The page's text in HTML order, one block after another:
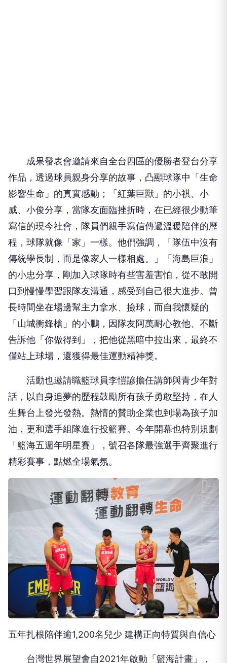
影響生命」的真實感動；「紅葉巨獸」的小祺、小
威、小俊分享，當隊友面臨挫折時，在已經很少動筆
寫信的現今社會，隊員們親手寫信傳遞溫暖陪伴的歷
程，球隊就像「家」一樣。他們強調，「隊伍中沒有
傳統學長制，而是像家人一樣相處。」「海島巨浪」
的小忠分享，剛加入球隊時有些害羞害怕，從不敢開
口到慢慢學習跟隊友溝通，感受到自己很大進步。曾
長時間坐在場邊幫主力拿水、撿球，而自我懷疑的
「山城衝鋒槍」的小鵬，因隊友阿萬耐心教他、不斷
告訴他「你做得到」，把他從黑暗中拉出來，最終不
僅站上球場，還獲得最佳運動精神獎。
活動也邀請職籃球員李愷諺擔任講師與青少年對
話，以自身追夢的歷程鼓勵所有孩子勇敢堅持，在人
生舞台上發光發熱。熱情的贊助企業也到場為孩子加
油，更和選手組隊進行投籃賽。今年開幕也特別規劃
「籃海五週年明星賽」，號召各隊最強選手齊聚進行
精彩賽事，點燃全場氣氛。
五年扎根陪伴逾1,200名兒少 建構正向特質與自信心
攜手「EMPOWER引爆運動訓練」，結合社會工作與
專業運動教育，為服務兒少打造正向共學團體。從最